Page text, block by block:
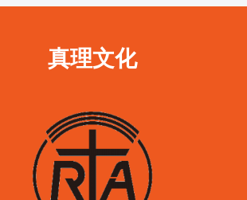
真理文化